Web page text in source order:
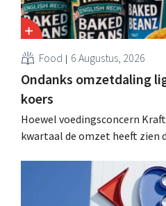
Food 6 Augustus, 2026
Ondanks omzetdaling
koers
Hoewel voedingsconcern
kwartaal de omzet heeft zien
multinational verhoogt de
vooruitzichten.